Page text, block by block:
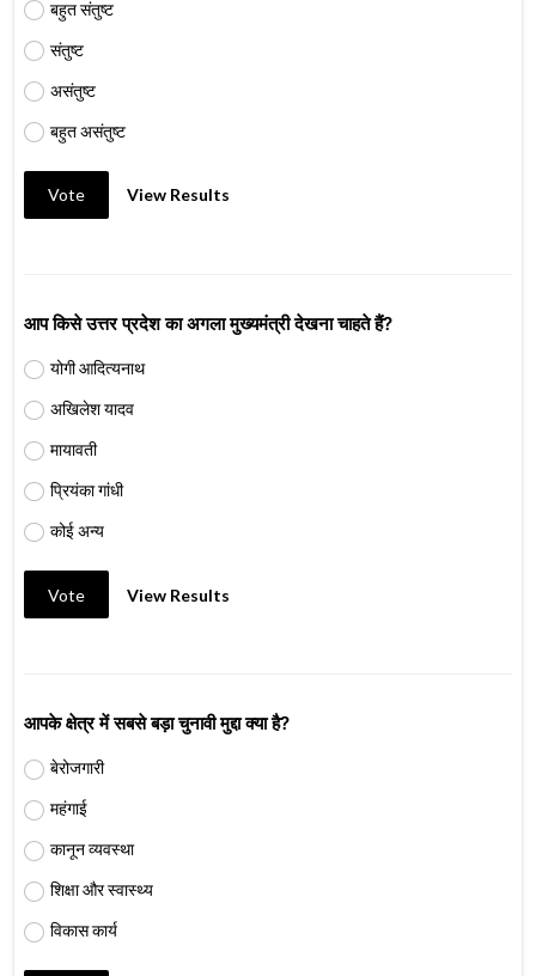
बहुत संतुष्ट
संतुष्ट
असंतुष्ट
बहुत असंतुष्ट
Vote View Results
आप किसे उत्तर प्रदेश का अगला मुख्यमंत्री देखना चाहते हैं?
योगी आदित्यनाथ
अखिलेश यादव
मायावती
प्रियंका गांधी
कोई अन्य
Vote View Results
आपके क्षेत्र में सबसे बड़ा चुनावी मुद्दा क्या है?
बेरोजगारी
महंगाई
कानून व्यवस्था
शिक्षा और स्वास्थ्य
विकास कार्य